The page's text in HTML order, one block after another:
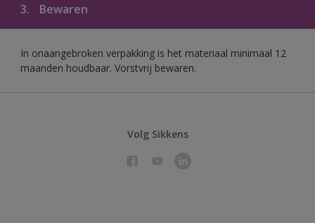
3. Bewaren
In onaangebroken verpakking is het materiaal minimaal 12
maanden houdbaar. Vorstvrij bewaren.
Volg Sikkens